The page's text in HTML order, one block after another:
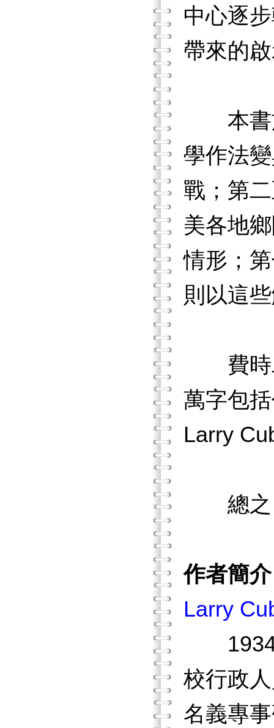
中心逐
帶來的
本書於
學作法
戰；第
美各地
情形；
則以這
費時二
萬字包
Larry
總之，
作者簡介
Larry
1934
校行政
名義專